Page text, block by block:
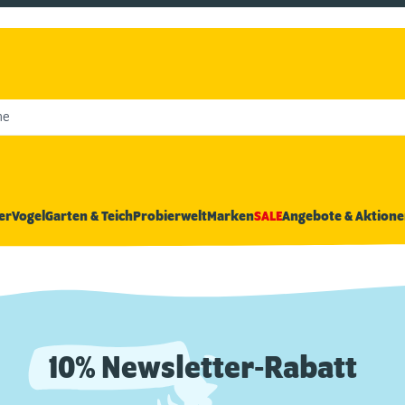
Vogel Garten & TeichProbierweltMarkenSALEAngebote &
10% Newsletter-Rabatt